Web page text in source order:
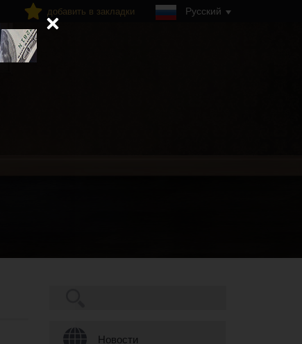
добавить в закладки Русский
Новости